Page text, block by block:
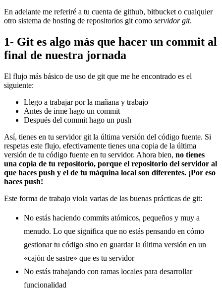
En adelante me referiré a tu cuenta de github, bitbucket o cualquier
otro sistema de hosting de repositorios git como servidor git.
1- Git es algo más que hacer un commit al
final de nuestra jornada
El flujo más básico de uso de git que me he encontrado es el
siguiente:
Llego a trabajar por la mañana y trabajo
Antes de irme hago un commit
Después del commit hago un push
Así, tienes en tu servidor git la última versión del código fuente. Si
respetas este flujo, efectivamente tienes una copia de la última
versión de tu código fuente en tu servidor. Ahora bien, no tienes
una copia de tu repositorio, porque el repositorio del servidor al
que haces push y el de tu máquina local son diferentes. ¡Por eso
haces push!
Este forma de trabajo viola varias de las buenas prácticas de git:
No estás haciendo commits atómicos, pequeños y muy a
menudo. Lo que significa que no estás pensando en cómo
gestionar tu código sino en guardar la última versión en un
«cajón de sastre» que es tu servidor
No estás trabajando con ramas locales para desarrollar
funcionalidad